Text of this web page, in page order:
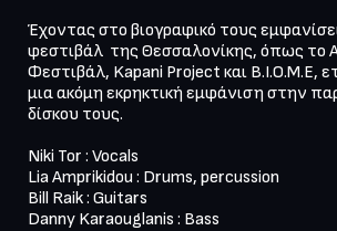
Έχοντας στο βιογραφικό τους
φεστιβάλ  της Θεσσαλονίκης, όπως το
Φεστιβάλ, Kapani Project και Β.Ι.Ο.Μ.Ε,
μια ακόμη εκρηκτική εμφάνιση στην
δίσκου τους.
Niki Tor : Vocals
Lia Amprikidou : Drums, percussion
Bill Raik : Guitars
Danny Karaouglanis : Bass